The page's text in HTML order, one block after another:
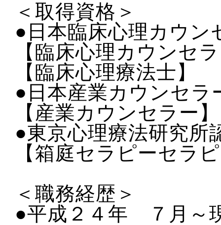
＜取得資格＞
●日本臨床心理カウン
【臨床心理カウンセ
【臨床心理療法士】
●日本産業カウンセラ
【産業カウンセラー】
●東京心理療法研究所
【箱庭セラピーセラ
＜職務経歴＞
●平成２４年 ７月～